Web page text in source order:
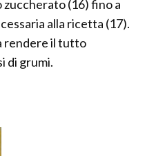
zuccherato (16) fino a
alla ricetta (17).
rendere il tutto
di grumi.